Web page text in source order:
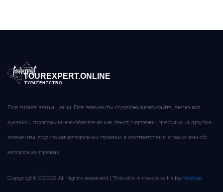
TOUREXPERT.ONLINE
ТУРАГЕНТСТВО
Все права защищены. Все элементы содержимого сайта, включая
дизайн, программное обеспечение, текст, чертежи, графики и другие
элементы, подлежат авторским правам в соответствии с законом об
авторских правах.
Copyright ©2026 All rights reserved | This site is made with by Kostas